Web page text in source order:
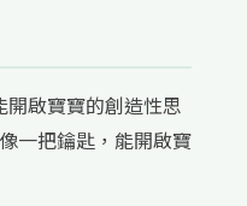
啟寶寶的創造性思
一把鑰匙，能開啟寶